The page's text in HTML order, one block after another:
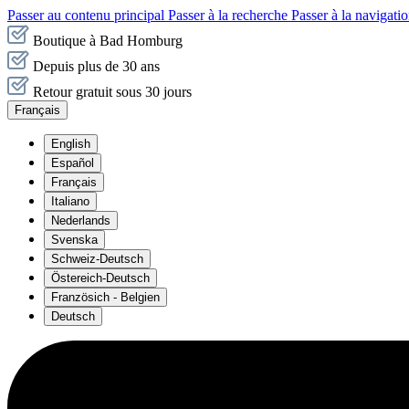
Passer au contenu principal Passer à la recherche Passer à la
Boutique à Bad Homburg
Depuis plus de 30 ans
Retour gratuit sous 30 jours
Français
English
Español
Français
Italiano
Nederlands
Svenska
Schweiz-Deutsch
Östereich-Deutsch
Französich - Belgien
Deutsch